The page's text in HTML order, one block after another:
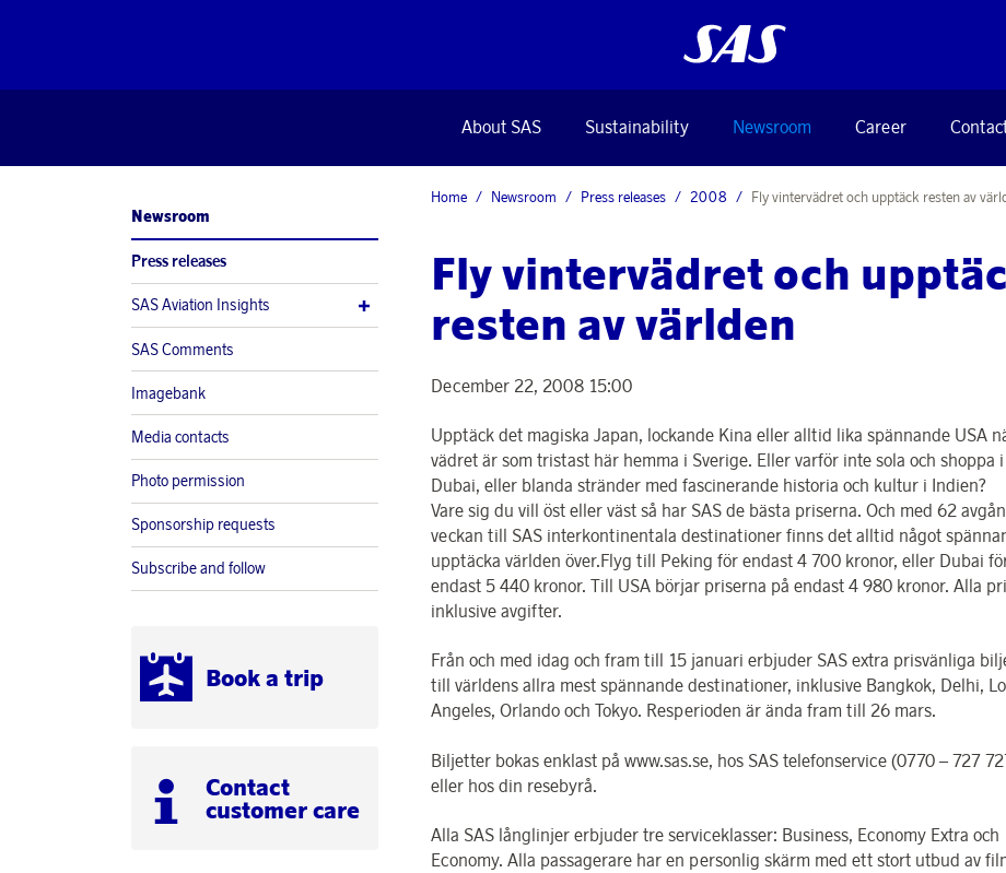
About SAS Sustainability Newsroom Career
Newsroom
Press releases
SAS Aviation Insights
SAS Comments
Imagebank
Media contacts
Photo permission
Sponsorship requests
Subscribe and follow
Book a trip
Contact
customer care
Home Newsroom Press releases 2008 Fly vintervädret och upptäck resten av
Fly vintervädret och
resten av världen
December 22, 2008 15:00
Upptäck det magiska Japan, lockande Kina eller alltid lika spännande USA
vädret är som tristast här hemma i Sverige. Eller varför inte sola och shoppa i
Dubai, eller blanda stränder med fascinerande historia och kultur i Indien?
Vare sig du vill öst eller väst så har SAS de bästa priserna. Och med 62
veckan till SAS interkontinentala destinationer finns det alltid något
upptäcka världen över.Flyg till Peking för endast 4 700 kronor, eller Dubai
endast 5 440 kronor. Till USA börjar priserna på endast 4 980 kronor. Alla
inklusive avgifter.
Från och med idag och fram till 15 januari erbjuder SAS extra prisvänliga
till världens allra mest spännande destinationer, inklusive Bangkok, Delhi,
Angeles, Orlando och Tokyo. Resperioden är ända fram till 26 mars.
Biljetter bokas enklast på www.sas.se, hos SAS telefonservice (0770 – 727
eller hos din resebyrå.
Alla SAS långlinjer erbjuder tre serviceklasser: Business, Economy Extra och
Economy. Alla passagerare har en personlig skärm med ett stort utbud av